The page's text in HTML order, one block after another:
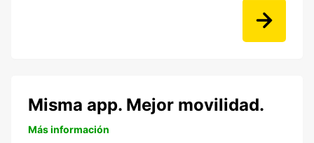
Misma app. Mejor movilidad.
Más información